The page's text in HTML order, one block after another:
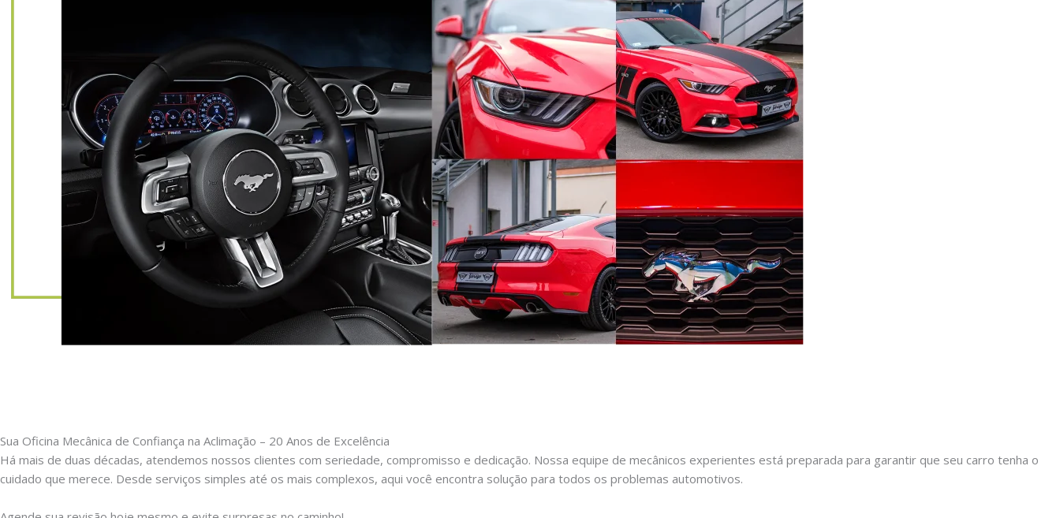
Sua Oficina Mecânica de Confiança na Aclimação – 20 Anos de Excelência
Há mais de duas décadas, atendemos nossos clientes com seriedade, compromisso e dedicação. Nossa equipe de mecânicos experientes está preparada para garantir que seu carro tenha o
cuidado que merece. Desde serviços simples até os mais complexos, aqui você encontra solução para todos os problemas automotivos.